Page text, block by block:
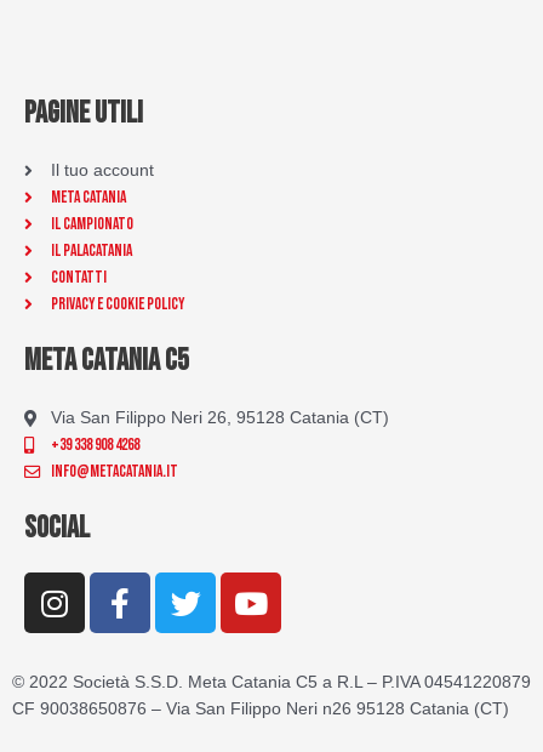
PAGINE UTILI
Il tuo account
Meta Catania
Il Campionato
Il Palacatania
Contatti
Privacy e Cookie Policy
META CATANIA C5
Via San Filippo Neri 26, 95128 Catania (CT)
+39 338 908 4268
info@metacatania.it
SOCIAL
I
n
t
a
F
a
e
b
T
w
t
t
Y
o
t
u
© 2022 Società S.S.D. Meta Catania C5 a R.L – P.IVA 04541220879
CF 90038650876 – Via San Filippo Neri n26 95128 Catania (CT)